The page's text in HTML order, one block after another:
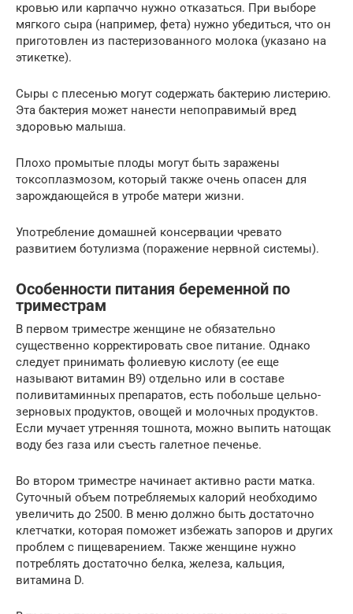
кровью или карпаччо нужно отказаться. При выборе
мягкого сыра (например, фета) нужно убедиться, что он
приготовлен из пастеризованного молока (указано на
этикетке).
Сыры с плесенью могут содержать бактерию листерию.
Эта бактерия может нанести непоправимый вред
здоровью малыша.
Плохо промытые плоды могут быть заражены
токсоплазмозом, который также очень опасен для
зарождающейся в утробе матери жизни.
Употребление домашней консервации чревато
развитием ботулизма (поражение нервной системы).
Особенности питания беременной по
триместрам
В первом триместре женщине не обязательно
существенно корректировать свое питание. Однако
следует принимать фолиевую кислоту (ее еще
называют витамин В9) отдельно или в составе
поливитаминных препаратов, есть побольше цельно-
зерновых продуктов, овощей и молочных продуктов.
Если мучает утренняя тошнота, можно выпить натощак
воду без газа или съесть галетное печенье.
Во втором триместре начинает активно расти матка.
Суточный объем потребляемых калорий необходимо
увеличить до 2500. В меню должно быть достаточно
клетчатки, которая поможет избежать запоров и других
проблем с пищеварением. Также женщине нужно
потреблять достаточно белка, железа, кальция,
витамина D.